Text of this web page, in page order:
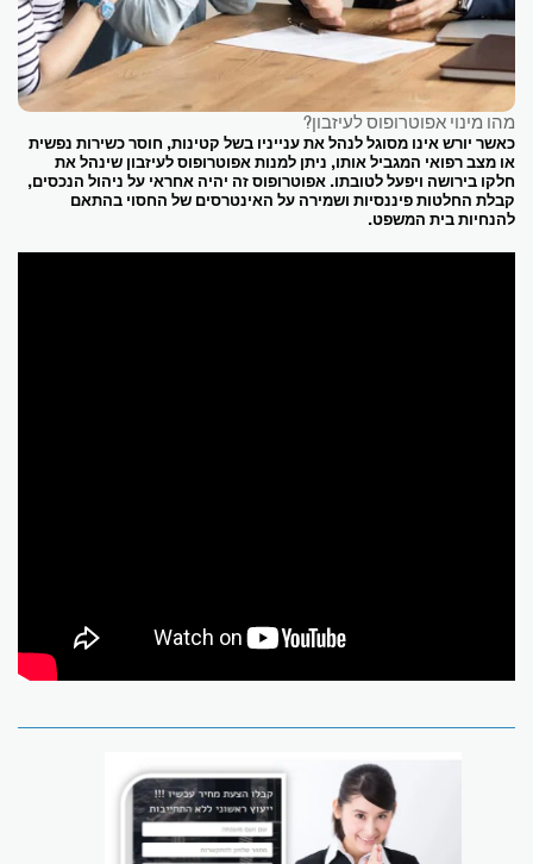
מהו מינוי אפוטרופוס לעיזבון?
כאשר יורש אינו מסוגל לנהל את ענייניו בשל קטינות, חוסר כשירות נפשית
או מצב רפואי המגביל אותו, ניתן למנות אפוטרופוס לעיזבון שינהל את
חלקו בירושה ויפעל לטובתו. אפוטרופוס זה יהיה אחראי על ניהול הנכסים,
קבלת החלטות פיננסיות ושמירה על האינטרסים של החסוי בהתאם
להנחיות בית המשפט.